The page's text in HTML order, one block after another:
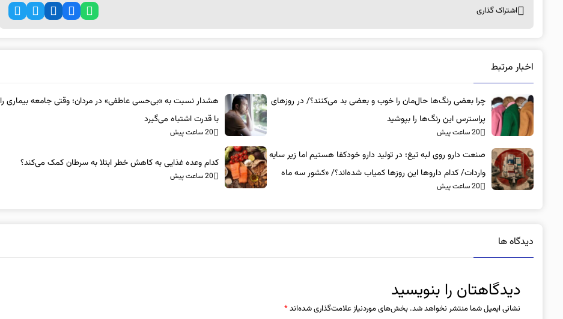
اشتراک گذاری
اخبار مرتبط
چرا بعضی رنگ‌ها حال‌مان را خوب و بعضی بد می‌کنند؟/ در روزهای
پراسترس این رنگ‌ها را بپوشید
20 ساعت پیش
هشدار نسبت به «بی‌حسی عاطفی» در مردان؛ وقتی جامعه بیماری را
با قدرت اشتباه می‌گیرد
20 ساعت پیش
صنعت دارو روی لبه تیغ؛ در تولید دارو خودکفا هستیم اما زیر سایه
واردات/ کدام داروها این روزها کمیاب شده‌اند؟/ «کشور سه ماه
ذخیره دارویی دارد»
20 ساعت پیش
کدام وعده غذایی به کاهش خطر ابتلا به سرطان کمک می‌کند؟
20 ساعت پیش
دیدگاه ها
دیدگاهتان را بنویسید
نشانی ایمیل شما منتشر نخواهد شد. بخش‌های موردنیاز علامت‌گذاری شده‌اند*